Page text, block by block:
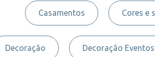
Casamentos Cores e
Decoração Decoração Eventos